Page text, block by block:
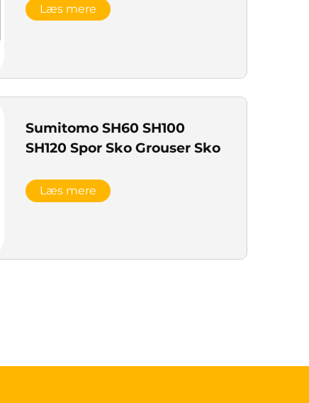
Læs mere
Sumitomo SH60 SH100
SH120 Spor Sko Grouser Sko
Læs mere